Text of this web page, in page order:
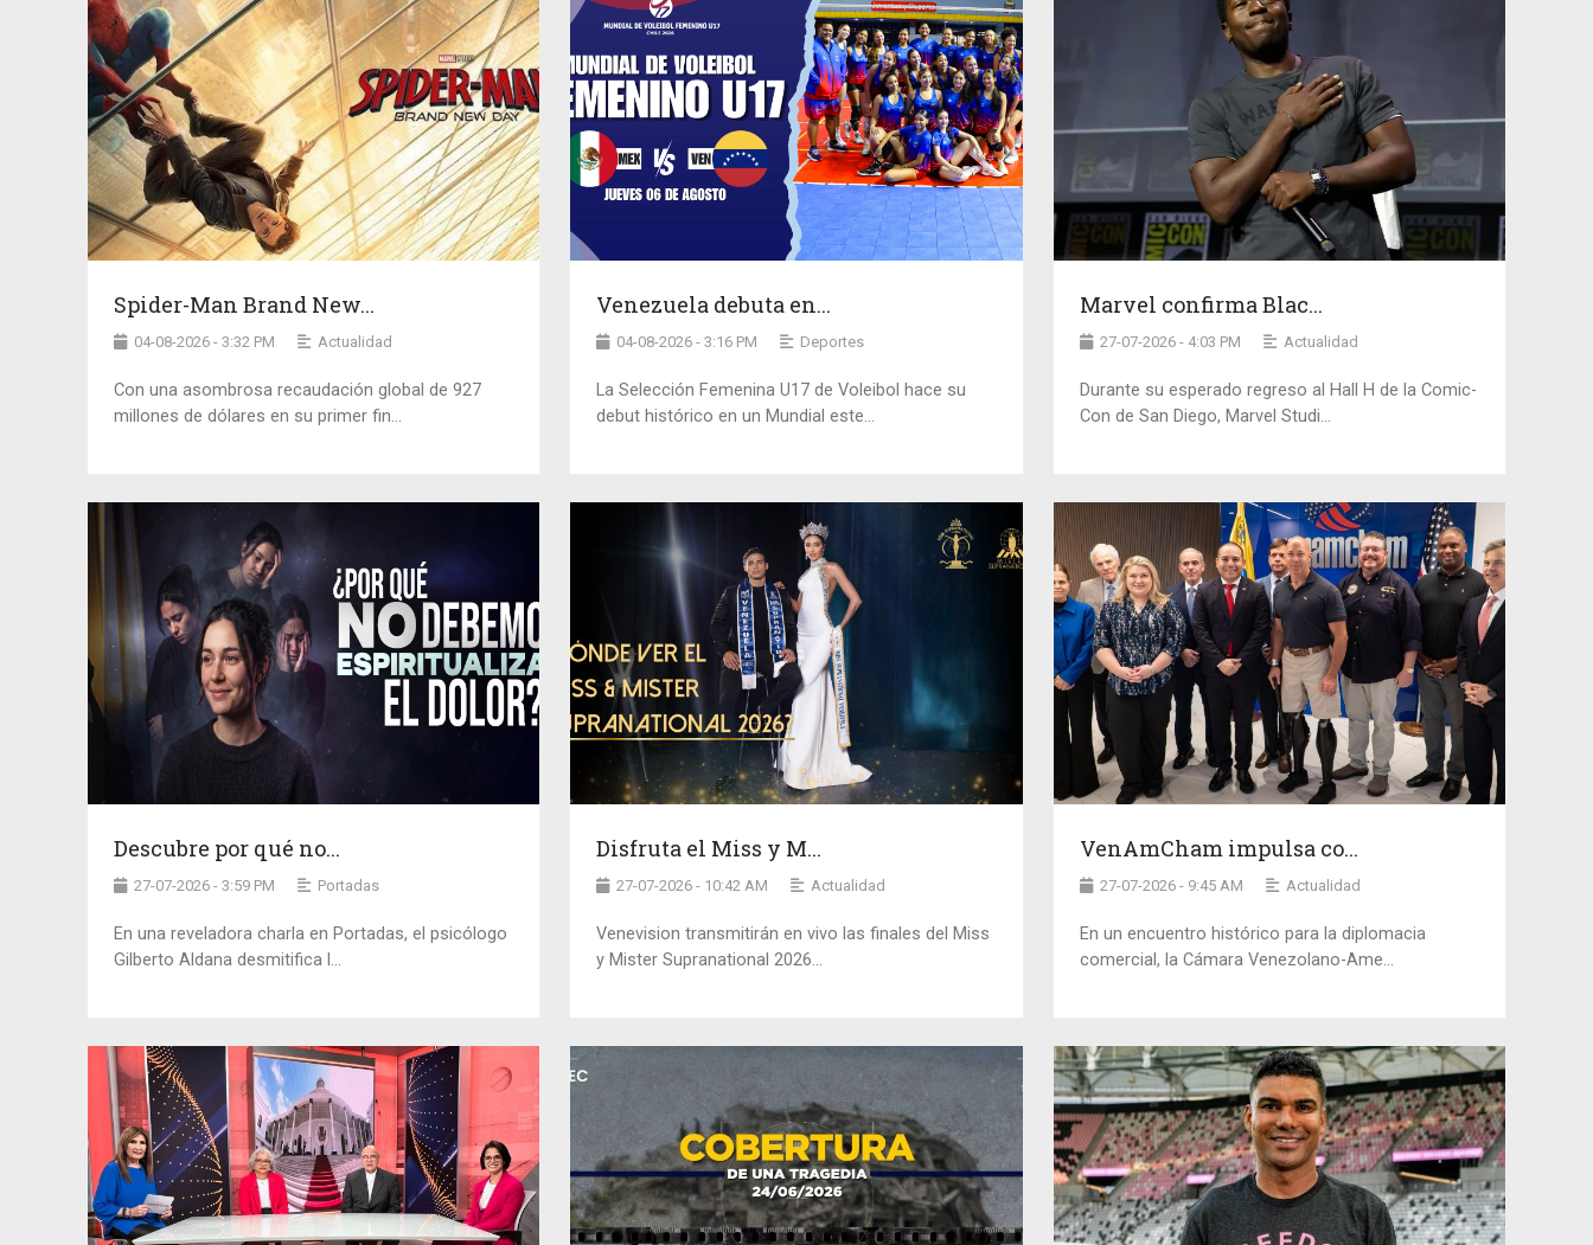
Spider-Man Brand New...
04-08-2026 - 3:32 PM Actualidad
Con una asombrosa recaudación global de 927
millones de dólares en su primer fin...
Venezuela debuta en...
04-08-2026 - 3:16 PM Deportes
La Selección Femenina U17 de Voleibol hace su
debut histórico en un Mundial este...
Marvel confirma Blac...
27-07-2026 - 4:03 PM Actualidad
Durante su esperado regreso al Hall H de la Comic-
Con de San Diego, Marvel Studi...
Descubre por qué no...
27-07-2026 - 3:59 PM Portadas
En una reveladora charla en Portadas, el psicólogo
Gilberto Aldana desmitifica l...
Disfruta el Miss y M...
27-07-2026 - 10:42 AM Actualidad
Venevision transmitirán en vivo las finales del Miss
y Mister Supranational 2026...
VenAmCham impulsa co...
27-07-2026 - 9:45 AM Actualidad
En un encuentro histórico para la diplomacia
comercial, la Cámara Venezolano-Ame...